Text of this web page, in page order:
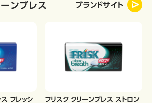
ンブレス ブランドサイト
フレッシ
フリスク クリーンブレス ストロン